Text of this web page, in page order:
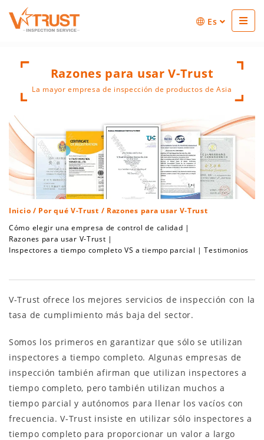
Es
Razones para usar V-Trust
La mayor empresa de inspección de productos de Asia
Inicio / Por qué V-Trust / Razones para usar V-Trust
Cómo elegir una empresa de control de calidad |
Razones para usar V-Trust |
Inspectores a tiempo completo VS a tiempo parcial |Testimonios
V-Trust ofrece los mejores servicios de inspección con la
tasa de cumplimiento más baja del sector.
Somos los primeros en garantizar que sólo se utilizan
inspectores a tiempo completo. Algunas empresas de
inspección también afirman que utilizan inspectores a
tiempo completo, pero también utilizan muchos a
tiempo parcial y autónomos para llenar los vacíos con
frecuencia. V-Trust insiste en utilizar sólo inspectores a
tiempo completo para proporcionar un valor a largo